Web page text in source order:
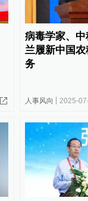
病毒学家、
兰履新中国
务
人事风向 2025-